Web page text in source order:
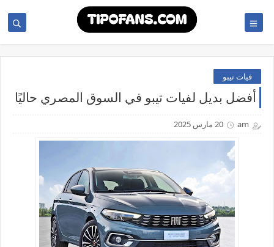
فيات تيبو
أفضل بديل لفيات تيبو في السوق المصري حاليًا
am 20 مارس 2025